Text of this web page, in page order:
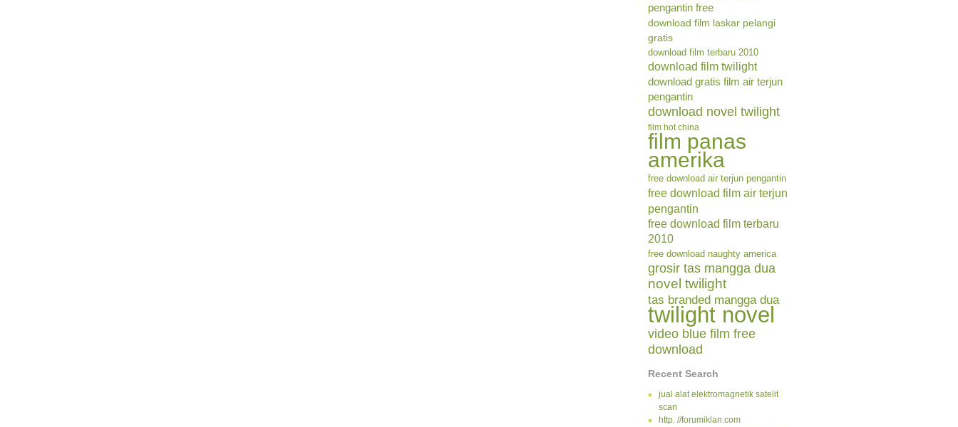
pengantin free
download film laskar pelangi
gratis
download film terbaru 2010
download film twilight
download gratis film air terjun
pengantin
download novel twilight
film hot china
film panas
amerika
free download air terjun pengantin
free download film air terjun
pengantin
free download film terbaru
2010
free download naughty america
grosir tas mangga dua
novel twilight
tas branded mangga dua
twilight novel
video blue film free
download
Recent Search
jual alat elektromagnetik satelit
scan
http. //forumiklan.com